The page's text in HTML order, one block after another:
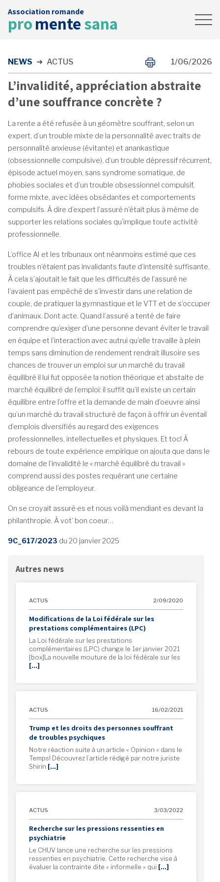
Association romande
promentesana
News
NEWS ➜ ACTUS 1/06/2026
L’invalidité, appréciation abstraite
d’une souffrance concrète ?
La rente a été refusée à un géomètre souffrant, selon un
expert, d’un trouble mixte de la personnalité avec traits de
personnalité anxieuse (évitante) et anankastique
(obsessionnelle compulsive), d’un trouble dépressif récurrent,
épisode actuel moyen, sans syndrome somatique, de
phobies sociales et d’un trouble obsessionnel compulsif,
forme mixte, avec idées obsédantes et comportements
compulsifs. À dire d’expert l’assuré n’était plus à même de
supporter les relations sociales qu’implique toute activité
professionnelle.
L’office AI et les tribunaux ont néanmoins estimé que ces
troubles n’étaient pas invalidants faute d’intensité suffisante.
À cela s’ajoutait le fait que les difficultés de l’assuré ne
l’avaient pas empêché de s’investir dans une relation de
couple, de pratiquer la gymnastique et le VTT et de s’occuper
d’animaux. Dont acte. Quand l’assuré a tenté de faire
comprendre qu’exiger d’une personne devant éviter le travail
en équipe et l’interaction avec autrui qu’elle travaille à plein
temps sans diminution de rendement rendrait illusoire ses
chances de trouver un emploi sur un marché du travail
équilibré il lui fut opposée la notion théorique et abstaite de
marché équilibré de l’emploi: il suffit qu’il existe un certain
équilibre entre l’offre et la demande de main d’oeuvre ainsi
qu’un marché du travail structuré de façon à offrir un éventail
d’emplois diversifiés au regard des exigences
professionnelles, intellectuelles et physiques. Et toc! À
rebours de toute expérience empirique on ajouta que dans le
domaine de l’invalidité le « marché équilibré du travail »
comprend aussi des postes requérant une certaine
obligeance de l’employeur.
On se croyait assuré·es et nous voilà mendiant·es devant la
philanthropie. À vot’ bon coeur…
9C_617/2023 du 20 janvier 2025
Autres news
ACTUS 2/09/2020
Modifications de la Loi fédérale sur les
prestations complémentaires (LPC)
La Loi fédérale sur les prestations
complémentaires (LPC) change le 1er janvier 2021
[box]La nouvelle mouture de la loi fédérale sur les
[…]
ACTUS 16/02/2021
Trump et les droits des personnes souffrant
de troubles psychiques
Notre réaction suite à un article « Opinion » dans le
Temps! Découvrez l’article rédigé par notre juriste
Shirin […]
ACTUS 3/03/2022
Recherche sur les pressions ressenties en
psychiatrie
Le CHUV lance une recherche sur les pressions
ressenties en psychiatrie. Cette recherche vise à
évaluer la contrainte dite « informelle » qui […]